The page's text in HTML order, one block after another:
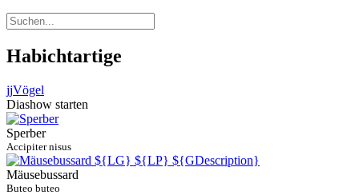
Habichtartige
jjVögel
Diashow starten
Sperber
Accipiter nisus
Mäusebussard
Buteo buteo